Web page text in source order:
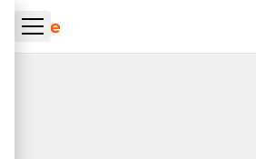
Aller au contenu principal